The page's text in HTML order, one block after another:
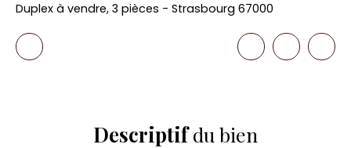
Duplex à vendre, 3 pièces - Strasbourg 67000
Descriptifdu bien